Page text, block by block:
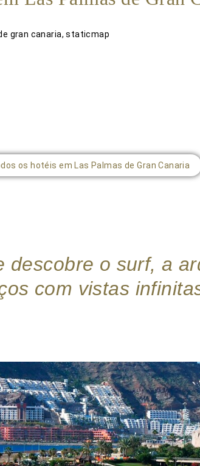
os hotéis em Las Palmas de Gran Canaria
descobre o surf, a
com vistas